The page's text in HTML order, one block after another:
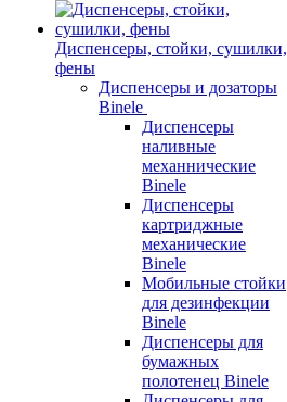
Диспенсеры, стойки, сушилки,
фены
Диспенсеры и дозаторы
Binele
Диспенсеры
наливные
механнические
Binele
Диспенсеры
картриджные
механические
Binele
Мобильные стойки
для дезинфекции
Binele
Диспенсеры для
бумажных
полотенец Binele